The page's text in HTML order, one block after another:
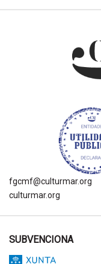
fgcmf@culturmar.org
culturmar.org
SUBVENCIONA